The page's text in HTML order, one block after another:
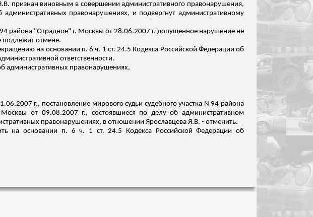
признан виновным в совершении административного правонарушения,
административных правонарушениях, и подвергнут административному
94 района "Отрадное" г. Москвы от 28.06.2007 г. допущенное нарушение не
подлежит отмене.
на основании п. 6 ч. 1 ст. 24.5 Кодекса Российской Федерации об
ответственности.
административных правонарушениях,
г., постановление мирового судьи судебного участка N 94 района
от 09.08.2007 г., состоявшиеся по делу об административном
правонарушениях, в отношении Ярославцева Я.В. - отменить.
на основании п. 6 ч. 1 ст. 24.5 Кодекса Российской Федерации об